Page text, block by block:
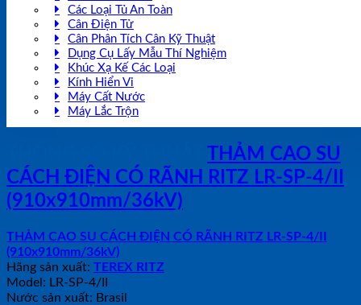
Các Loại Tủ An Toàn
Cân Điện Tử
Cân Phân Tích Cân Kỹ Thuật
Dụng Cụ Lấy Mẫu Thí Nghiệm
Khúc Xạ Kế Các Loại
Kính Hiển Vi
Máy Cất Nước
Máy Lắc Trộn
THẢM CAO SU
CÁCH ĐIỆN CÓ RÃNH RITZ LR-SP-4/II
(910x910mm/36kV)
THẢM CAO SU CÁCH ĐIỆN CÓ RÃNH RITZ LR-SP-4/II
(910x910mm/36kV)
Hãng sản xuất: TEREX RITZ
Model: LR-SP-4/II
Nước sản xuất: Brasil